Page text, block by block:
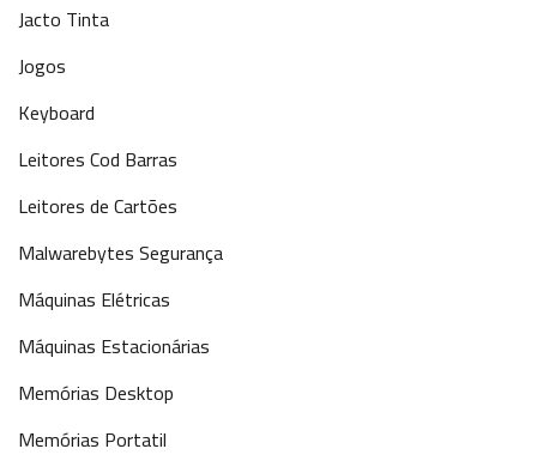
Jacto Tinta
Jogos
Keyboard
Leitores Cod Barras
Leitores de Cartões
Malwarebytes Segurança
Máquinas Elétricas
Máquinas Estacionárias
Memórias Desktop
Memórias Portatil